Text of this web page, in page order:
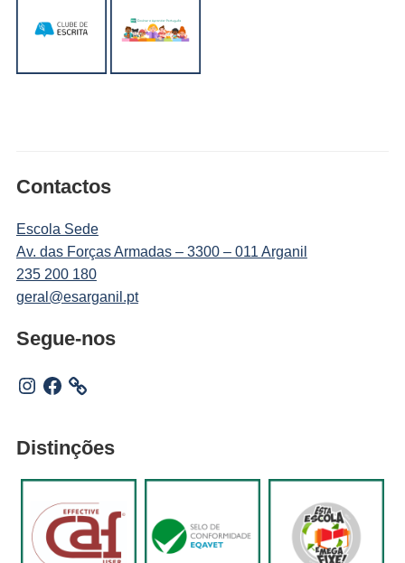
Contactos
Escola Sede
Av. das Forças Armadas – 3300 – 011 Arganil
235 200 180
geral@esarganil.pt
Segue-nos
Instagram
Facebook
Distinções